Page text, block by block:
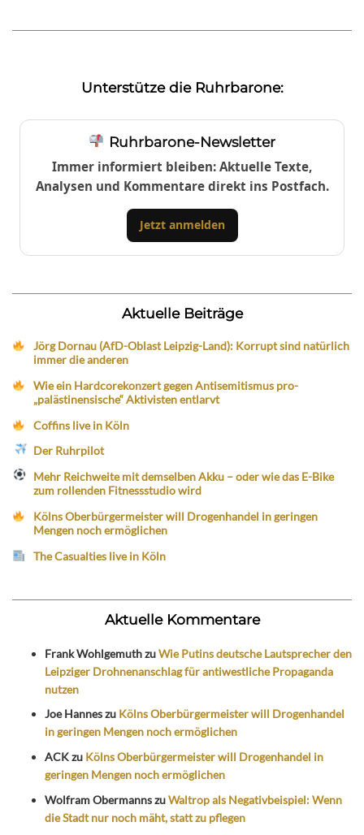
Unterstütze die Ruhrbarone:
Ruhrbarone-Newsletter
Immer informiert bleiben: Aktuelle Texte,
Analysen und Kommentare direkt ins Postfach.
Jetzt anmelden
Aktuelle Beiträge
Jörg Dornau (AfD-Oblast Leipzig-Land): Korrupt sind natürlich
immer die anderen
Wie ein Hardcorekonzert gegen Antisemitismus pro-
„palästinensische“ Aktivisten entlarvt
Coffins live in Köln
Der Ruhrpilot
Mehr Reichweite mit demselben Akku – oder wie das E-Bike
zum rollenden Fitnessstudio wird
Kölns Oberbürgermeister will Drogenhandel in geringen
Mengen noch ermöglichen
The Casualties live in Köln
Aktuelle Kommentare
Frank WohlgemuthzuWie Putins deutsche Lautsprecher den
Leipziger Drohnenanschlag für antiwestliche Propaganda
nutzen
Joe Hanneszu Kölns Oberbürgermeister will Drogenhandel
in geringen Mengen noch ermöglichen
ACKzu Kölns Oberbürgermeister will Drogenhandel in
geringen Mengen noch ermöglichen
Wolfram ObermannszuWaltrop als Negativbeispiel: Wenn
die Stadt nur noch mäht, statt zu pflegen